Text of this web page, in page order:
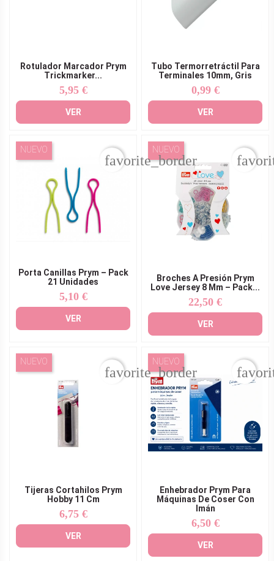
Rotulador Marcador Prym
Trickmarker...
Precio
5,95 €
VER
Tubo Termorretráctil Para
Terminales 10mm, Gris
Precio
0,99 €
VER
Porta Canillas Prym – Pack
21 Unidades
Precio
5,10 €
NUEVO
VER
favorite_border
Broches A Presión Prym
Love Jersey 8 Mm – Pack...
Precio
22,50 €
NUEVO
VER
Tijeras Cortahilos Prym
Hobby 11 Cm
Precio
6,75 €
NUEVO
VER
favorite_border
Enhebrador Prym Para
Máquinas De Coser Con
Imán
Precio
6,50 €
NUEVO
VER